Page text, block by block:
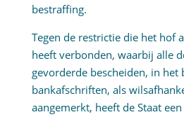
bestraffing.
Tegen de restrictie die het hof
heeft verbonden, waarbij alle
gevorderde bescheiden, in het
bankafschriften, als
aangemerkt, heeft de Staat